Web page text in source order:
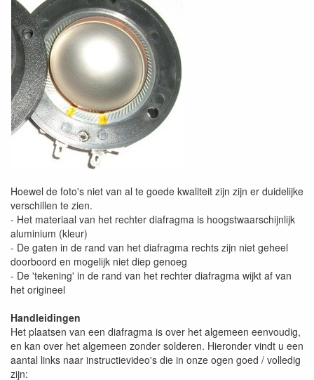
Hoewel de foto's niet van al te goede kwaliteit zijn zijn er duidelijke
verschillen te zien.
- Het materiaal van het rechter diafragma is hoogstwaarschijnlijk
aluminium (kleur)
- De gaten in de rand van het diafragma rechts zijn niet geheel
doorboord en mogelijk niet diep genoeg
- De 'tekening' in de rand van het rechter diafragma wijkt af van
het origineel
Handleidingen
Het plaatsen van een diafragma is over het algemeen eenvoudig,
en kan over het algemeen zonder solderen. Hieronder vindt u een
aantal links naar instructievideo's die in onze ogen goed / volledig
zijn: